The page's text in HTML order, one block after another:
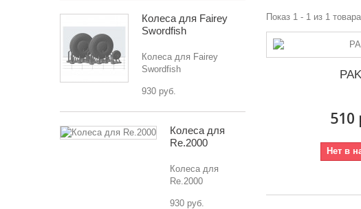
Колеса для Fairey
Swordfish
Колеса для Fairey
Swordfish
930 руб.
Колеса для
Re.2000
Колеса для
Re.2000
930 руб.
Показ 1 - 1 из 1 товара
510
Нет в